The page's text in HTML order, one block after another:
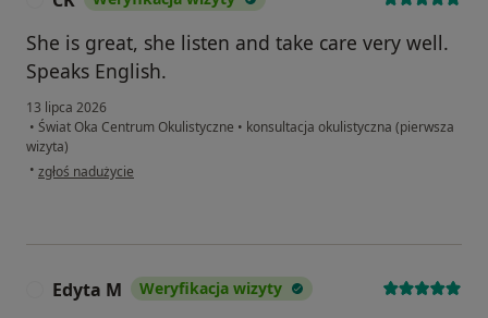
She is great, she listen and take care very well.
Speaks English.
13 lipca 2026
• Świat Oka Centrum Okulistyczne • konsultacja okulistyczna (pierwsza
wizyta)
• w opinii użytkownika CK
zgłoś nadużycie
Edyta M Weryfikacja wizyty